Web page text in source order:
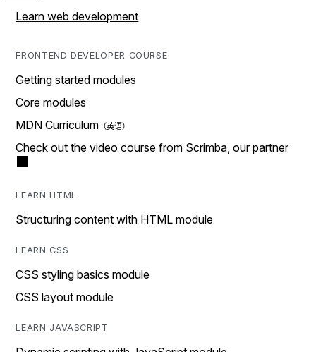
Learn web development
FRONTEND DEVELOPER COURSE
Getting started modules
Core modules
MDN Curriculum
Check out the video course from Scrimba, our partner
LEARN HTML
Structuring content with HTML module
LEARN CSS
CSS styling basics module
CSS layout module
LEARN JAVASCRIPT